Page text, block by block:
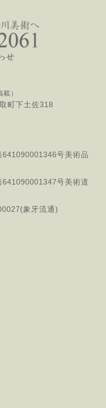
）
町下土佐318
号美術品
号美術道
象牙流通)